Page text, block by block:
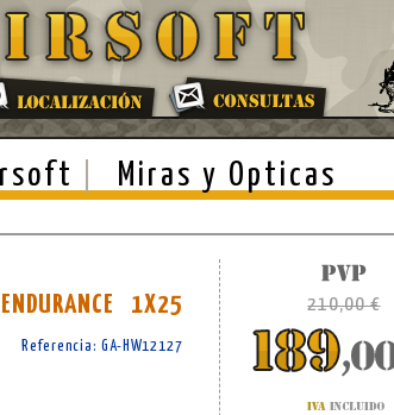
Miras y Opticas
210,00 €
1X25
Referencia: GA-HW12127